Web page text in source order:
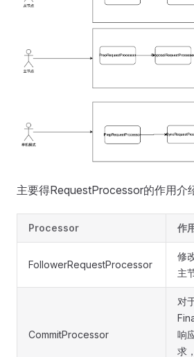
主要得RequestProcessor的作用介
Processor 作
FollowerRequestProcessor
修
主
CommitProcessor
对
响
求